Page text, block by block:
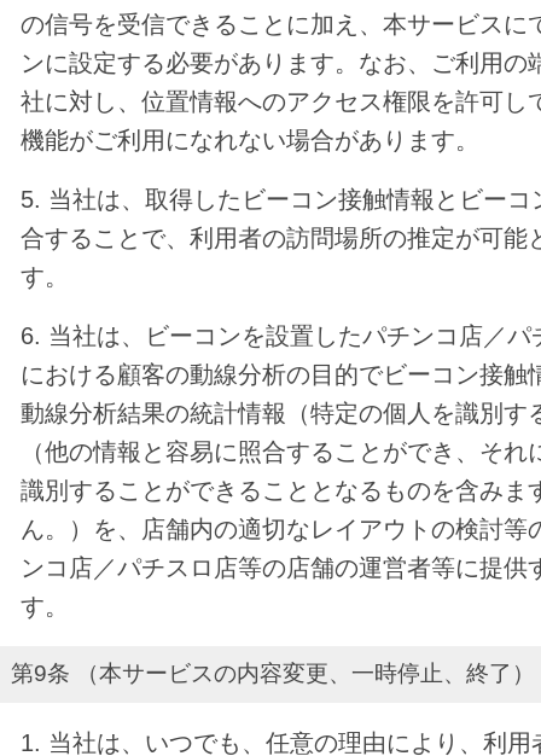
の信号を受信できることに加え、本サービスに
ンに設定する必要があります。なお、ご利用の
社に対し、位置情報へのアクセス権限を許可し
機能がご利用になれない場合があります。
5. 当社は、取得したビーコン接触情報とビー
合することで、利用者の訪問場所の推定が可能
す。
6. 当社は、ビーコンを設置したパチンコ店／
における顧客の動線分析の目的でビーコン接触
動線分析結果の統計情報（特定の個人を識別す
（他の情報と容易に照合することができ、そ
識別することができることとなるものを含みま
ん。）を、店舗内の適切なレイアウトの検討等
ンコ店／パチスロ店等の店舗の運営者等に提供
す。
第9条 （本サービスの内容変更、一時停止、終了）
1. 当社は、いつでも、任意の理由により、利